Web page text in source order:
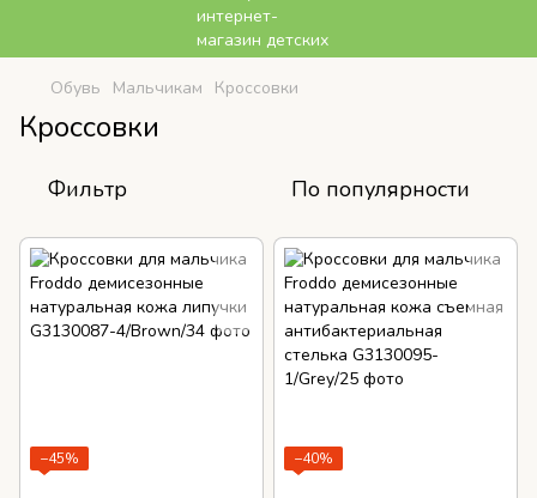
Обувь Мальчикам Кроссовки
Кроссовки
Фильтр По популярности
−45% −40%